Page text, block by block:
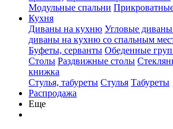
Модульные спальни
Кухня
Диваны на кухню Угловые
диваны на кухню со спальным
Буфеты, серванты Обеденные
Столы Раздвижные столы
книжка
Стулья, табуреты Стулья Табуреты
Распродажа
Еще